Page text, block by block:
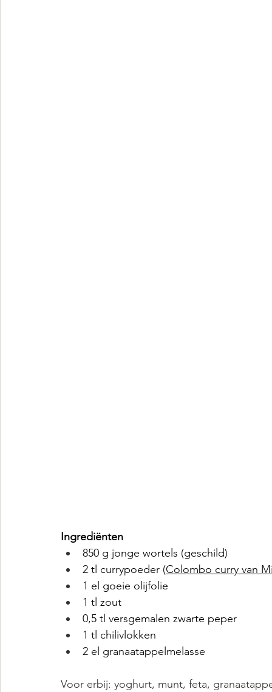
Ingrediënten
850 g jonge wortels (geschild)
2 tl currypoeder (Colombo curry van
1 el goeie olijfolie
1 tl zout
0,5 tl versgemalen zwarte peper
1 tl chilivlokken
2 el granaatappelmelasse
Voor erbij: yoghurt, munt, feta,